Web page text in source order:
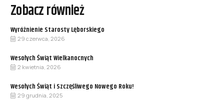
Zobacz również
Wyróżnienie Starosty Lęborskiego
29 czerwca, 2026
Wesołych Świąt Wielkanocnych
2 kwietnia, 2026
Wesołych Świąt i Szczęśliwego Nowego Roku!
29 grudnia, 2025